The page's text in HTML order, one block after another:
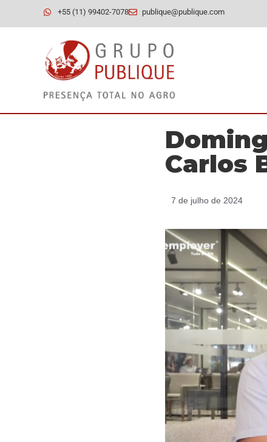
+55 (11) 99402-7078 publique@publique.com
Carlos
7 de julho de 2024